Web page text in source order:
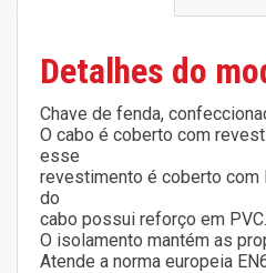
Detalhes do
Chave de fenda,
O cabo é coberto com
esse
revestimento é coberto com
do
cabo possui reforço em PVC.
O isolamento mantém as
Atende a norma europeia